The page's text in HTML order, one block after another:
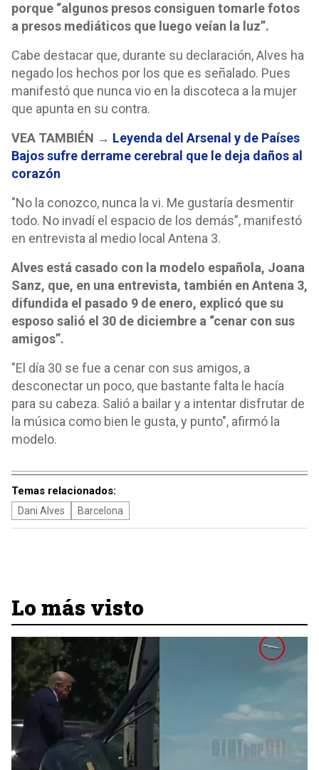
porque “algunos presos consiguen tomarle fotos
a presos mediáticos que luego veían la luz”.
Cabe destacar que, durante su declaración, Alves ha
negado los hechos por los que es señalado. Pues
manifestó que nunca vio en la discoteca a la mujer
que apunta en su contra.
VEA TAMBIÉN → Leyenda del Arsenal y de Países
Bajos sufre derrame cerebral que le deja daños al
corazón
"No la conozco, nunca la vi. Me gustaría desmentir
todo. No invadí el espacio de los demás”, manifestó
en entrevista al medio local Antena 3.
Alves está casado con la modelo española, Joana
Sanz, que, en una entrevista, también en Antena 3,
difundida el pasado 9 de enero, explicó que su
esposo salió el 30 de diciembre a “cenar con sus
amigos”.
"El día 30 se fue a cenar con sus amigos, a
desconectar un poco, que bastante falta le hacía
para su cabeza. Salió a bailar y a intentar disfrutar de
la música como bien le gusta, y punto", afirmó la
modelo.
Temas relacionados:
Dani Alves Barcelona
Lo más visto